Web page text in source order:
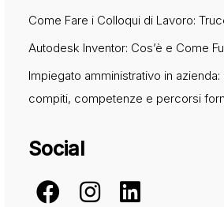
Come Fare i Colloqui di Lavoro:
Autodesk Inventor: Cos’è e Come
Impiegato amministrativo in
compiti, competenze e percorsi
Social